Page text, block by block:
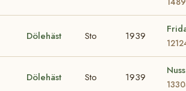
Dölehäst Sto 1939
Dölehäst Sto 1939